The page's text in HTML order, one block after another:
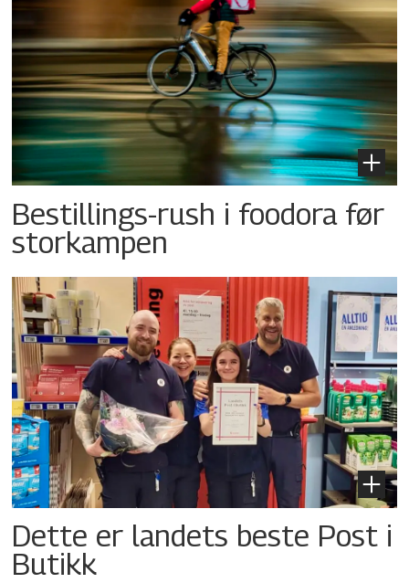
Bestillings-rush i foodora før
storkampen
Dette er landets beste Post i
Butikk